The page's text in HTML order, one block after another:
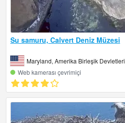
Su samuru, Calvert Deniz Müzesi
Maryland, Amerika Birleşik Devletleri
Web kamerası çevrimiçi